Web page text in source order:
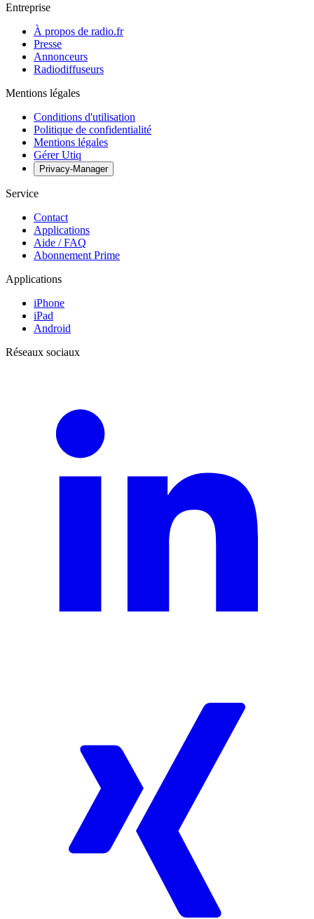
Entreprise
À propos de radio.fr
Presse
Annonceurs
Radiodiffuseurs
Mentions légales
Conditions d'utilisation
Politique de confidentialité
Mentions légales
Gérer Utiq
Privacy-Manager
Service
Contact
Applications
Aide / FAQ
Abonnement Prime
Applications
iPhone
iPad
Android
Réseaux sociaux